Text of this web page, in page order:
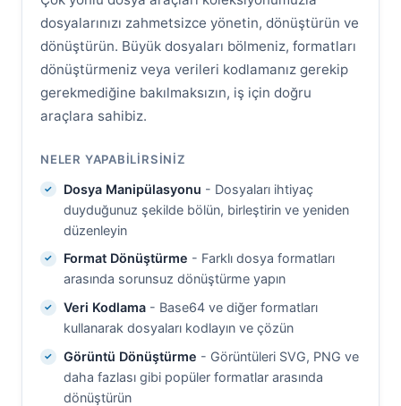
dosyalarınızı zahmetsizce yönetin, dönüştürün ve
dönüştürün. Büyük dosyaları bölmeniz, formatları
dönüştürmeniz veya verileri kodlamanız gerekip
gerekmediğine bakılmaksızın, iş için doğru
araçlara sahibiz.
NELER YAPABILIRSINIZ
Dosya Manipülasyonu - Dosyaları ihtiyaç
duyduğunuz şekilde bölün, birleştirin ve yeniden
düzenleyin
Format Dönüştürme - Farklı dosya formatları
arasında sorunsuz dönüştürme yapın
Veri Kodlama- Base64 ve diğer formatları
kullanarak dosyaları kodlayın ve çözün
Görüntü Dönüştürme - Görüntüleri SVG, PNG ve
daha fazlası gibi popüler formatlar arasında
dönüştürün